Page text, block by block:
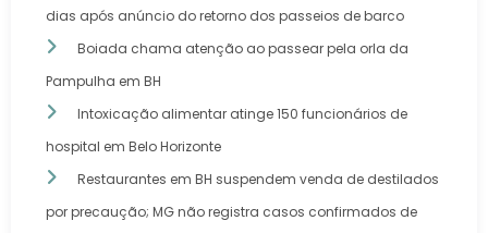
dias após anúncio do retorno dos passeios de barco
Boiada chama atenção ao passear pela orla da
Pampulha em BH
Intoxicação alimentar atinge 150 funcionários de
hospital em Belo Horizonte
Restaurantes em BH suspendem venda de destilados
por precaução; MG não registra casos confirmados de